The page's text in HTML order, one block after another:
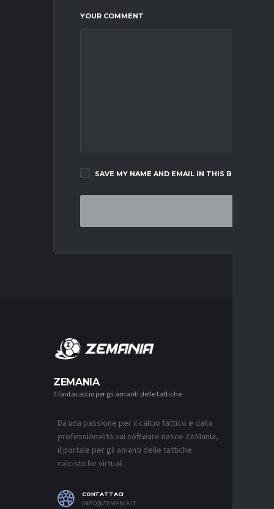
YOUR COMMENT
SAVE MY NAME AND EMAIL IN THIS BROWSER
ZEMANIA
Il fantacalcio per gli amanti delle tattiche
Da una passione per il calcio tattico e dalla
professionalità sui software nasce ZeMania,
il portale per gli amanti delle tattiche
calcistiche virtuali.
CONTATTACI
INFO@ZEMANIA.IT